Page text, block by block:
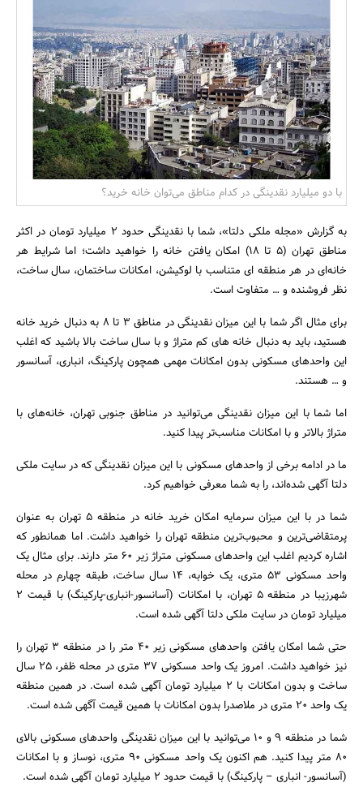
بانک، بیمه و سرمایه
مسکن و ساختمان
جستجو
با دو میلیارد نقدینگی در کدام مناطق می‌توان خانه خرید؟
به گزارش «مجله ملکی دلتا»، شما با نقدینگی حدود 2 میلیارد تومان در اکثر
مناطق تهران (5 تا 18) امکان یافتن خانه را خواهید داشت؛ اما شرایط هر
خانه‌ای در هر منطقه ای متناسب با لوکیشن، امکانات ساختمان، سال ساخت،
نظر فروشنده و … متفاوت است.
برای مثال اگر شما با این میزان نقدینگی در مناطق 3 تا 8 به دنبال خرید خانه
هستید، باید به دنبال خانه های کم متراژ و با سال ساخت بالا باشید که اغلب
این واحدهای مسکونی بدون امکانات مهمی همچون پارکینگ، انباری، آسانسور
و … هستند.
اما شما با این میزان نقدینگی می‌توانید در مناطق جنوبی تهران، خانه‌های با
متراژ بالاتر و با امکانات مناسب‌تر پیدا کنید.
ما در ادامه برخی از واحدهای مسکونی با این میزان نقدینگی که در سایت ملکی
دلتا آگهی شده‌اند، را به شما معرفی خواهیم کرد.
شما در با این میزان سرمایه امکان خرید خانه در منطقه 5 تهران به عنوان
پرمتقاضی‌ترین و محبوب‌ترین منطقه تهران را خواهید داشت. اما همانطور که
اشاره کردیم اغلب این واحدهای مسکونی متراژ زیر 60 متر دارند. برای مثال یک
واحد مسکونی 53 متری، یک خوابه، 14 سال ساخت، طبقه چهارم در محله
شهرزیبا در منطقه 5 تهران، با امکانات (آسانسور-انباری-پارکینگ) با قیمت 2
میلیارد تومان در سایت ملکی دلتا آگهی شده است.
حتی شما امکان یافتن واحدهای مسکونی زیر 40 متر را در منطقه 3 تهران را
نیز خواهید داشت. امروز یک واحد مسکونی 37 متری در محله ظفر، 25 سال
ساخت و بدون امکانات با 2 میلیارد تومان آگهی شده است. در همین منطقه
یک واحد 20 متری در ملاصدرا بدون امکانات با همین قیمت آگهی شده است.
شما در منطقه 9 و 10 می‌توانید با این میزان نقدینگی واحدهای مسکونی بالای
80 متر پیدا کنید. هم اکنون یک واحد مسکونی 90 متری، نوساز و با امکانات
(آسانسور- انباری – پارکینگ) با قیمت حدود 2 میلیارد تومان آگهی شده است.